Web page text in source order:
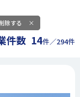
除する ×
件数 14件／294件